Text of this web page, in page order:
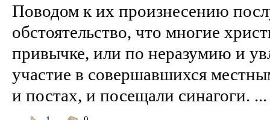
Поводом к их произнесению
обстоятельство, что многие
привычке, или по неразумию и
участие в совершавшихся
и постах, и посещали синагоги. ...